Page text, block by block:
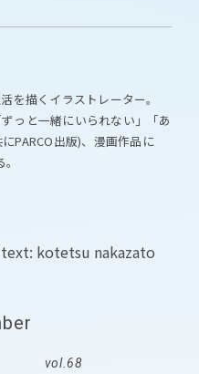
を描くイラストレーター。
っと一緒にいられない」「あ
PARCO出版)、漫画作品に
kotetsu nakazato
vol.68